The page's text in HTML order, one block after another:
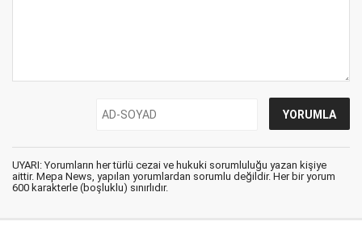
UYARI: Yorumların her türlü cezai ve hukuki sorumluluğu yazan kişiye
aittir. Mepa News, yapılan yorumlardan sorumlu değildir. Her bir yorum
600 karakterle (boşluklu) sınırlıdır.